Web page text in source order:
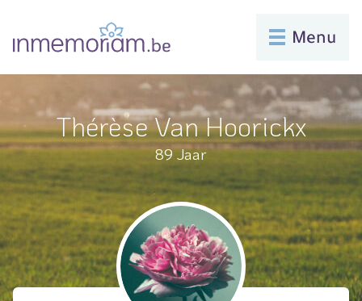
Menu
Thérèse Van Hoorickx
89 Jaar